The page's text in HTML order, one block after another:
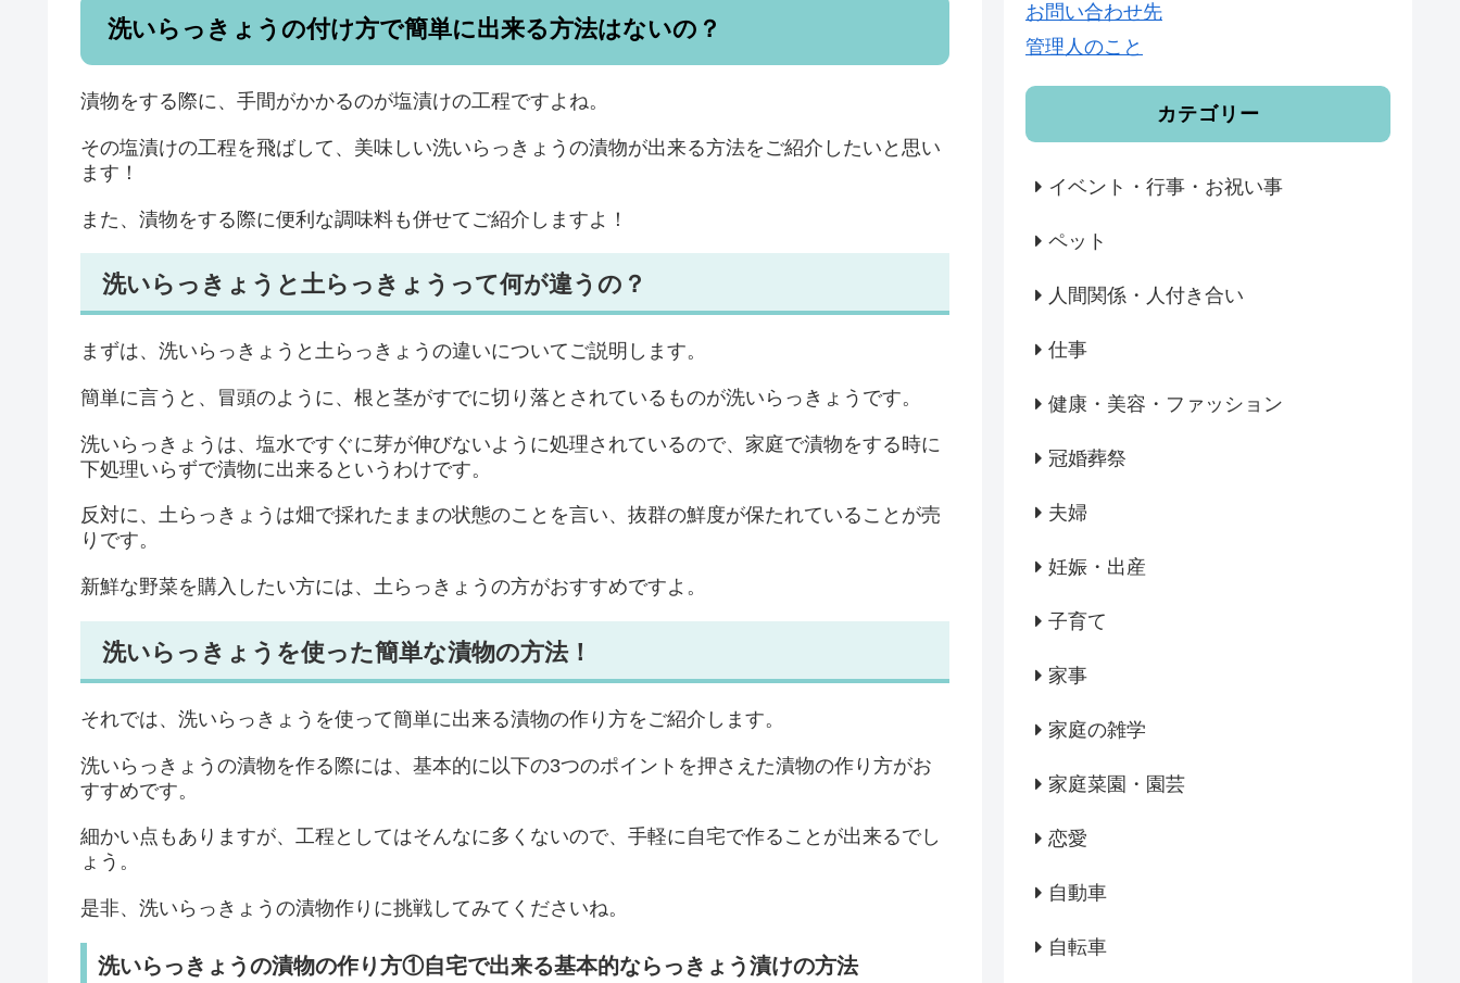
洗いらっきょうの付け方で簡単に出来る方法はないの？
漬物をする際に、手間がかかるのが塩漬けの工程ですよね。
その塩漬けの工程を飛ばして、美味しい洗いらっきょうの漬物が出来る方法をご紹介したいと思い
ます！
また、漬物をする際に便利な調味料も併せてご紹介しますよ！
洗いらっきょうと土らっきょうって何が違うの？
まずは、洗いらっきょうと土らっきょうの違いについてご説明します。
簡単に言うと、冒頭のように、根と茎がすでに切り落とされているものが洗いらっきょうです。
洗いらっきょうは、塩水ですぐに芽が伸びないように処理されているので、家庭で漬物をする時に
下処理いらずで漬物に出来るというわけです。
反対に、土らっきょうは畑で採れたままの状態のことを言い、抜群の鮮度が保たれていることが売
りです。
新鮮な野菜を購入したい方には、土らっきょうの方がおすすめですよ。
洗いらっきょうを使った簡単な漬物の方法！
それでは、洗いらっきょうを使って簡単に出来る漬物の作り方をご紹介します。
洗いらっきょうの漬物を作る際には、基本的に以下の3つのポイントを押さえた漬物の作り方がお
すすめです。
細かい点もありますが、工程としてはそんなに多くないので、手軽に自宅で作ることが出来るでし
ょう。
是非、洗いらっきょうの漬物作りに挑戦してみてくださいね。
洗いらっきょうの漬物の作り方①自宅で出来る基本的ならっきょう漬けの方法
お問い合わせ先
管理人のこと
カテゴリー
イベント・行事・お祝い事
ペット
人間関係・人付き合い
仕事
健康・美容・ファッション
冠婚葬祭
夫婦
妊娠・出産
子育て
家事
家庭の雑学
家庭菜園・園芸
恋愛
自動車
自転車